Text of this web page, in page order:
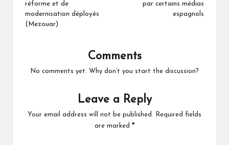
réforme et de
modernisation déployés
(Mezouar)
par certains médias
espagnols
Comments
No comments yet. Why don’t you start the discussion?
Leave a Reply
Your email address will not be published.
Required fields
are marked *